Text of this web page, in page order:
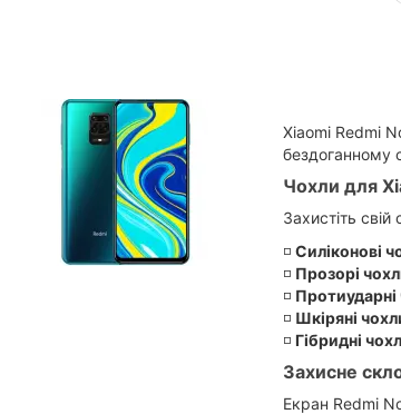
Xiaomi Redmi
бездоганному
Чохли для
Захистіть
◽️ Силіконові
◽️ Прозорі
◽️ Протиударні
◽️ Шкіряні
◽️ Гібридні
Захисне
Екран Redmi